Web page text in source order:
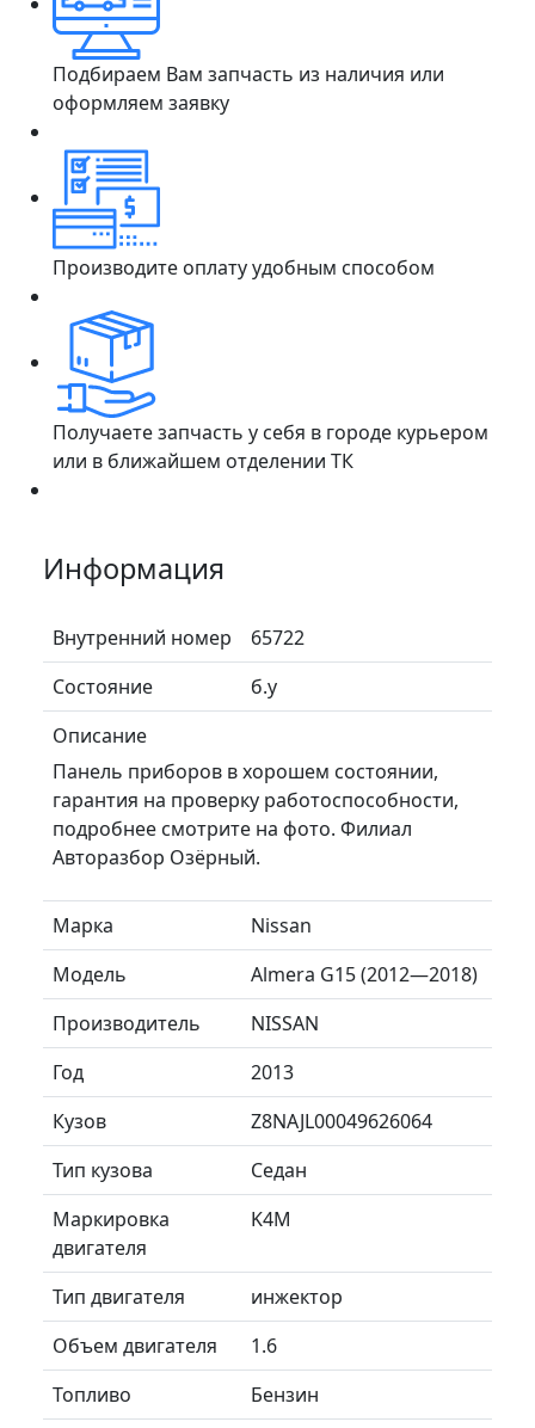
Подбираем Вам запчасть из наличия или
оформляем заявку
Производите оплату удобным способом
Получаете запчасть у себя в городе курьером
или в ближайшем отделении ТК
Информация
Внутренний номер
65722
Состояние
б.у
Описание
Панель приборов в хорошем состоянии,
гарантия на проверку работоспособности,
подробнее смотрите на фото. Филиал
Авторазбор Озёрный.
Марка
Nissan
Модель
Almera G15 (2012—2018)
Производитель
NISSAN
Год
2013
Кузов
Z8NAJL00049626064
Тип кузова
Седан
Маркировка
двигателя
K4M
Тип двигателя
инжектор
Объем двигателя
1.6
Топливо
Бензин